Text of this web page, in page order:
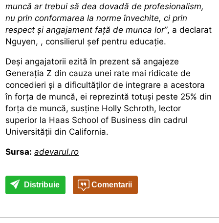
muncă ar trebui să dea dovadă de profesionalism,
nu prin conformarea la norme învechite, ci prin
respect și angajament față de munca lor”, a declarat
Nguyen, , consilierul șef pentru educație.
Deși angajatorii ezită în prezent să angajeze
Generația Z din cauza unei rate mai ridicate de
concedieri și a dificultăților de integrare a acestora
în forța de muncă, ei reprezintă totuși peste 25% din
forța de muncă, susține Holly Schroth, lector
superior la Haas School of Business din cadrul
Universității din California.
Sursa: adevarul.ro
Distribuie Comentarii